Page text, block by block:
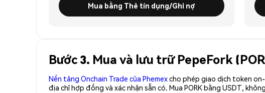
Mua bằng Thẻ tín dụng/Ghi nợ
Bước 3. Mua và lưu trữ PepeFork
Nền tảng Onchain Trade của Phemexcho phép giao dịch token
địa chỉ hợp đồng và xác nhận sẵn có. Mua PORK bằng USDT,